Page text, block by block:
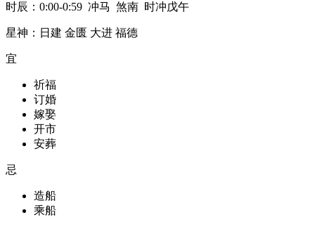
时辰：0:00-0:59 冲马 煞南 时冲戊午
星神：日建 金匮 大进 福德
宜
祈福
订婚
嫁娶
开市
安葬
忌
造船
乘船